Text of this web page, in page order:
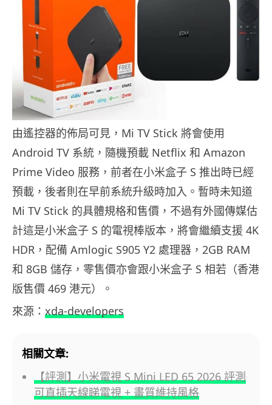
由遙控器的佈局可見，Mi TV Stick 將會使用
Android TV 系統，隨機預載 Netflix 和 Amazon
Prime Video 服務，前者在小米盒子 S 推出時已經
預載，後者則在早前系統升級時加入。暫時未知道
Mi TV Stick 的具體規格和售價，不過有外國傳媒估
計這是小米盒子 S 的電視棒版本，將會繼續支援 4K
HDR，配備 Amlogic S905 Y2 處理器，2GB RAM
和 8GB 儲存，零售價亦會跟小米盒子 S 相若（香港
版售價 469 港元）。
來源： xda-developers
相關文章:
【評測】小米電視 S Mini LED 65 2026 評測
可直插天線睇電視 + 畫質維持風格